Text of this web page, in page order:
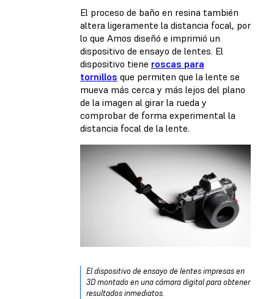
El proceso de baño en resina también
altera ligeramente la distancia focal, por
lo que Amos diseñó e imprimió un
dispositivo de ensayo de lentes. El
dispositivo tiene roscas para
tornillos que permiten que la lente se
mueva más cerca y más lejos del plano
de la imagen al girar la rueda y
comprobar de forma experimental la
distancia focal de la lente.
El dispositivo de ensayo de lentes impresas en
3D montado en una cámara digital para obtener
resultados inmediatos.